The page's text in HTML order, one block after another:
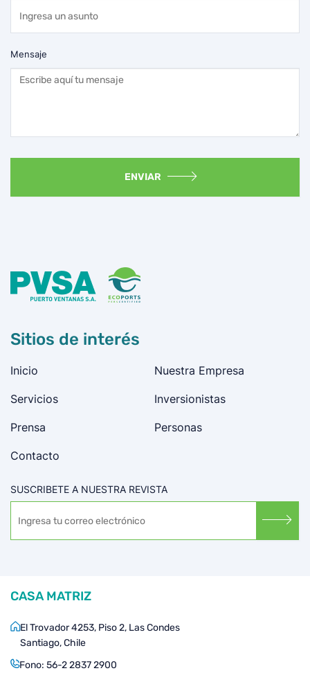
Mensaje
ENVIAR
Sitios de interés
Inicio Nuestra Empresa
Servicios Inversionistas
Prensa Personas
Contacto
SUSCRIBETE A NUESTRA REVISTA
CASA MATRIZ
El Trovador 4253, Piso 2, Las Condes
Santiago, Chile
Fono: 56-2 2837 2900